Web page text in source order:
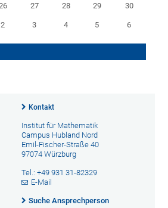
27 28 29 30
2 3 4 5 6
Kontakt
Institut für Mathematik
Campus Hubland Nord
Emil-Fischer-Straße 40
97074 Würzburg
Tel.: +49 931 31-82329
E-Mail
Suche Ansprechperson